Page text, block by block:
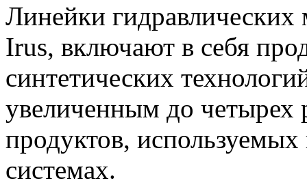
Линейки гидравлических
Irus, включают в себя
синтетических
увеличенным до четырех
продуктов,
системах.